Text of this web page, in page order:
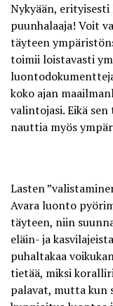
Nykyään,
puunhalaaja! Voit
täyteen
toimii loistavasti
koko ajan
valintojasi. Eikä
nauttia myös
Lasten
Avara luonto
täyteen, niin
eläin- ja
puhaltakaa
tietää, miksi
palavat, mutta kun